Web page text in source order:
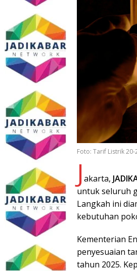
Foto: Tarif Listrik
Jakarta,
untuk seluruh
Langkah ini
kebutuhan
Kementerian
penyesuaian
tahun 2025.